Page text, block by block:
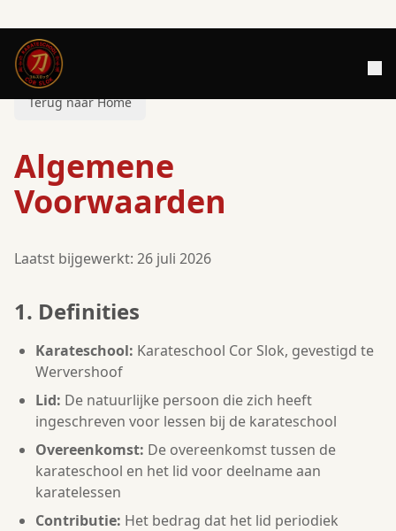
Terug naar Home
Algemene
Voorwaarden
Laatst bijgewerkt: 26 juli 2026
1. Definities
Karateschool: Karateschool Cor Slok, gevestigd te
Wervershoof
Lid: De natuurlijke persoon die zich heeft
ingeschreven voor lessen bij de karateschool
Overeenkomst: De overeenkomst tussen de
karateschool en het lid voor deelname aan
karatelessen
Contributie: Het bedrag dat het lid periodiek